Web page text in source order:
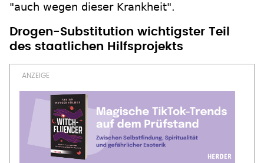
"auch wegen dieser Krankheit".
Drogen-Substitution wichtigster Teil
des staatlichen Hilfsprojekts